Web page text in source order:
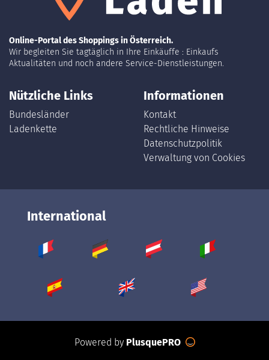
Online-Portal des Shoppings in Österreich.
Wir begleiten Sie tagtäglich in Ihre Einkäuffe : Einkaufs
Aktualitäten und noch andere Service-Dienstleistungen.
Nützliche Links
Bundesländer
Ladenkette
Informationen
Kontakt
Rechtliche Hinweise
Datenschutzpolitik
Verwaltung von Cookies
International
Powered by PlusquePRO